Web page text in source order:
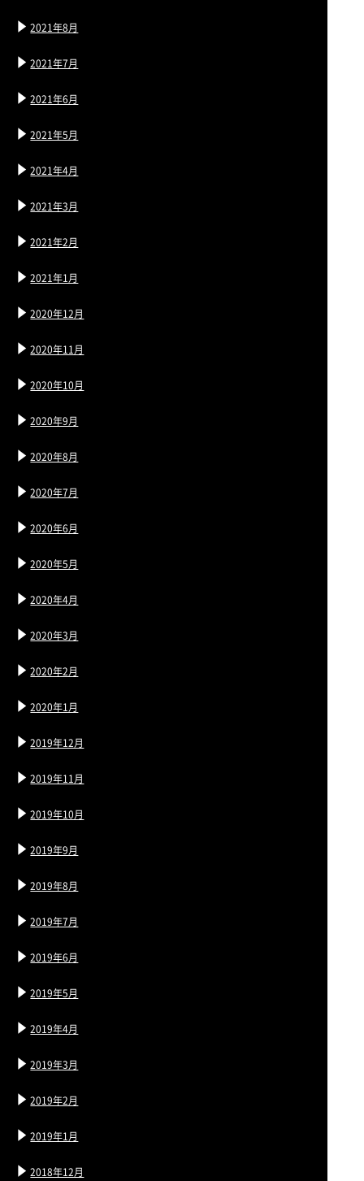
2021年8月
2021年7月
2021年6月
2021年5月
2021年4月
2021年3月
2021年2月
2021年1月
2020年12月
2020年11月
2020年10月
2020年9月
2020年8月
2020年7月
2020年6月
2020年5月
2020年4月
2020年3月
2020年2月
2020年1月
2019年12月
2019年11月
2019年10月
2019年9月
2019年8月
2019年7月
2019年6月
2019年5月
2019年4月
2019年3月
2019年2月
2019年1月
2018年12月